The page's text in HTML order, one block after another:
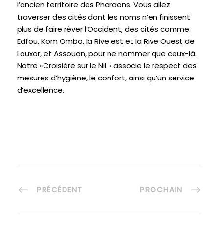
l’ancien territoire des Pharaons. Vous allez
traverser des cités dont les noms n’en finissent
plus de faire rêver l’Occident, des cités comme:
Edfou, Kom Ombo, la Rive est et la Rive Ouest de
Louxor, et Assouan, pour ne nommer que ceux-là.
Notre «Croisière sur le Nil » associe le respect des
mesures d’hygiène, le confort, ainsi qu’un service
d’excellence.
PRÉCÉDENT PROCHAIN